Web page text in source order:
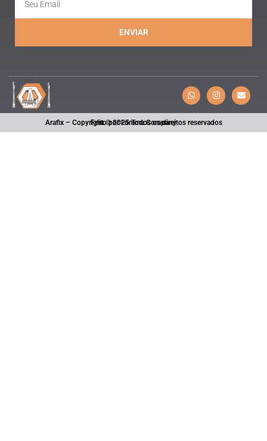
ENVIAR
Arafix – Copyright © 2025 Todos os direitos reservados
Feito por Lumma Company